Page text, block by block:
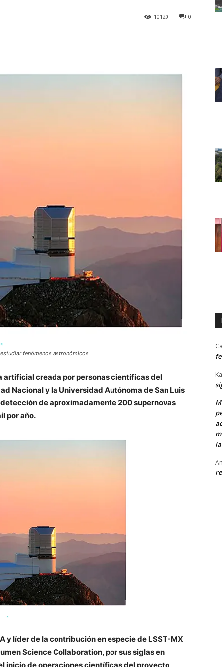
0
10120
fenómenos astronómicos
artificial creada por personas científicas del
Nacional y la Universidad Autónoma de San Luis
de aproximadamente 200 supernovas
por año.
y líder de la contribución en especie de LSST-MX
Science Collaboration, por sus siglas en
inicio de operaciones científicas del proyecto